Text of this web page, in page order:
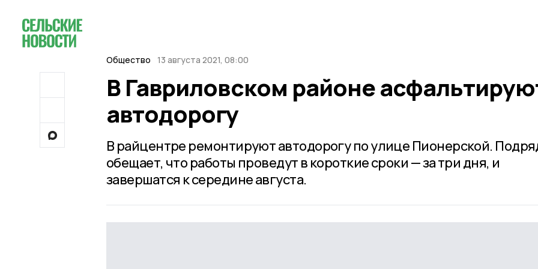
Общество 13 августа 2021, 08:00
В Гавриловском районе
автодорогу
В райцентре ремонтируют автодорогу по улице Пионерской.
обещает, что работы проведут в короткие сроки — за три дня, и
завершатся к середине августа.